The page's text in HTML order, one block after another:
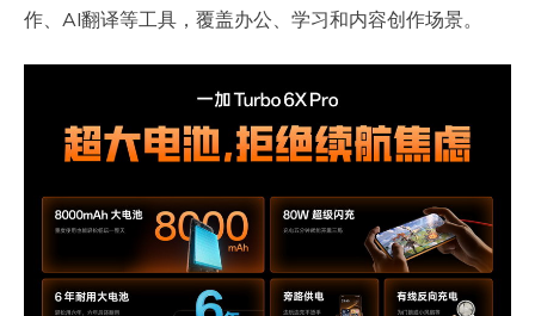
作、AI翻译等工具，覆盖办公、学习和内容创作场景。